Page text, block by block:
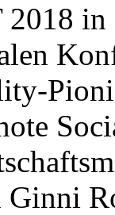
in
Ginni